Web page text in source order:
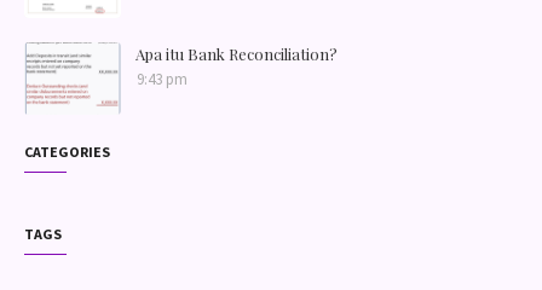
Apa itu Bank Reconciliation?
9:43 pm
CATEGORIES
TAGS